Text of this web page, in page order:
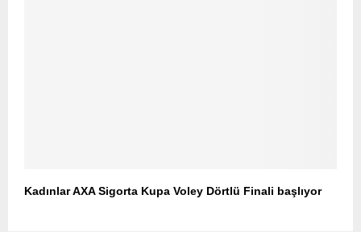
Kadınlar AXA Sigorta Kupa Voley Dörtlü Finali başlıyor